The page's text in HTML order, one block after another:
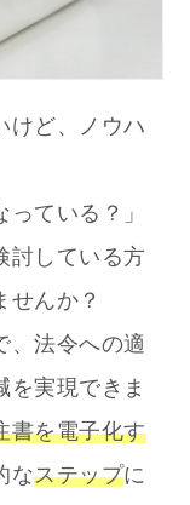
けど、ノウハ
ている？」
討している方
せんか？
、法令への適
を実現できま
書を電子化す
なステップに